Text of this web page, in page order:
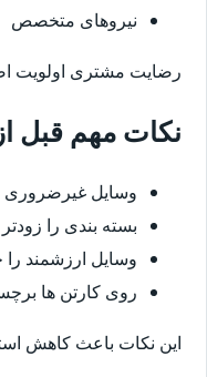
نیروهای متخصص
رضایت مشتری اولویت
نکات مهم قبل
وسایل غیرضروری
بسته بندی را
وسایل ارزشمند را
روی کارتن ها
این نکات باعث کاهش